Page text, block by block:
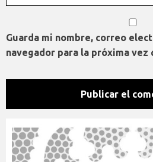
Guarda mi nombre, correo
navegador para la próxima vez